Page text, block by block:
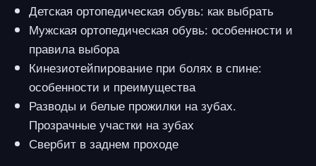
Детская ортопедическая обувь: как выбрать
Мужская ортопедическая обувь: особенности и
правила выбора
Кинезиотейпирование при болях в спине:
особенности и преимущества
Разводы и белые прожилки на зубах.
Прозрачные участки на зубах
Свербит в заднем проходе